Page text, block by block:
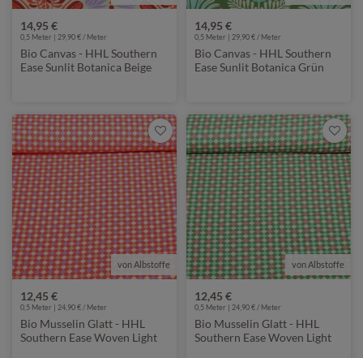
14,95 €
0,5 Meter | 29,90 € / Meter
Bio Canvas - HHL Southern
Ease Sunlit Botanica Beige
14,95 €
0,5 Meter | 29,90 € / Meter
Bio Canvas - HHL Southern
Ease Sunlit Botanica Grün
von Albstoffe
12,45 €
0,5 Meter | 24,90 € / Meter
Bio Musselin Glatt - HHL
Southern Ease Woven Light
von Albstoffe
12,45 €
0,5 Meter | 24,90 € / Meter
Bio Musselin Glatt - HHL
Southern Ease Woven Light